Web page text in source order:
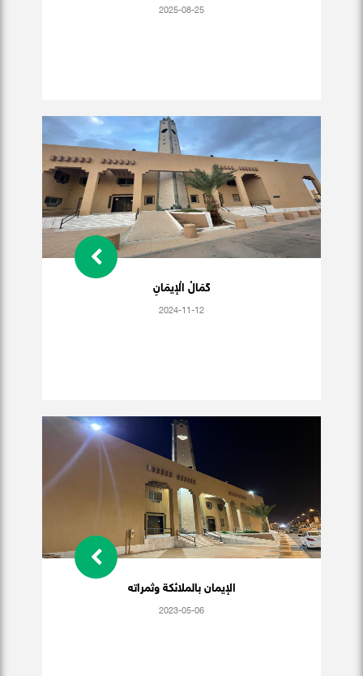
2025-08-25
كَمَالُ الْإيمَانِ
2024-11-12
الإيمان بالملائكة وثمراته
2023-05-06